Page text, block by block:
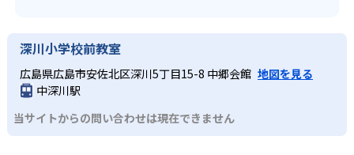
深川小学校前教室
広島県広島市安佐北区深川5丁目15-8 中郷会館 地図を見る
中深川駅
当サイトからの問い合わせは現在できません